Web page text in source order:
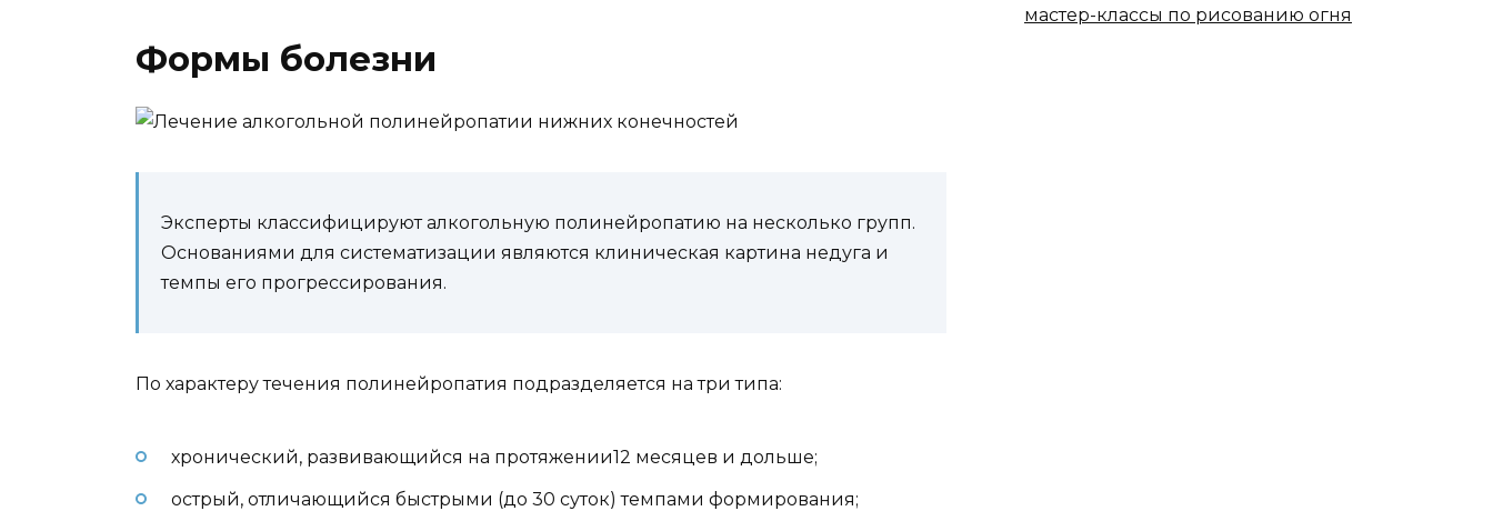
Формы болезни
Эксперты классифицируют алкогольную полинейропатию на несколько групп.
Основаниями для систематизации являются клиническая картина недуга и
темпы его прогрессирования.
По характеру течения полинейропатия подразделяется на три типа:
хронический, развивающийся на протяжении12 месяцев и дольше;
острый, отличающийся быстрыми (до 30 суток) темпами формирования;
мастер-классы по рисованию огня